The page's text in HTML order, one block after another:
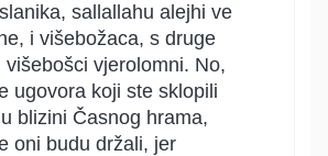
sallallahu alejhi ve
i višebožaca, s druge
vjerolomni. No,
ugovora koji ste sklopili
blizini Časnog hrama,
oni budu držali, jer